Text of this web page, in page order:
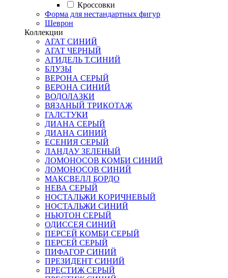
Кроссовки
Форма для нестандартных фигур
Шеврон
Коллекции
АГАТ СИНИЙ
АГАТ ЧЕРНЫЙ
АГИДЕЛЬ Т.СИНИЙ
БЛУЗЫ
ВЕРОНА СЕРЫЙ
ВЕРОНА СИНИЙ
ВОДОЛАЗКИ
ВЯЗАНЫЙ ТРИКОТАЖ
ГАЛСТУКИ
ДИАНА СЕРЫЙ
ДИАНА СИНИЙ
ЕСЕНИЯ СЕРЫЙ
ЛАНДАУ ЗЕЛЕНЫЙ
ЛОМОНОСОВ КОМБИ СИНИЙ
ЛОМОНОСОВ СИНИЙ
МАКСВЕЛЛ БОРДО
НЕВА СЕРЫЙ
НОСТАЛЬЖИ КОРИЧНЕВЫЙ
НОСТАЛЬЖИ СИНИЙ
НЬЮТОН СЕРЫЙ
ОДИССЕЯ СИНИЙ
ПЕРСЕЙ КОМБИ СЕРЫЙ
ПЕРСЕЙ СЕРЫЙ
ПИФАГОР СИНИЙ
ПРЕЗИДЕНТ СИНИЙ
ПРЕСТИЖ СЕРЫЙ